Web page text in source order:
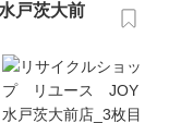
戸茨大前